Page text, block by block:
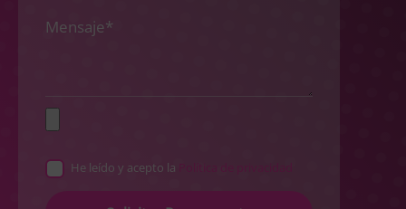
He leído y acepto la